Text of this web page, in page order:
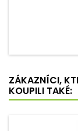
ZÁKAZNÍCI,
KOUPILI TAKÉ: